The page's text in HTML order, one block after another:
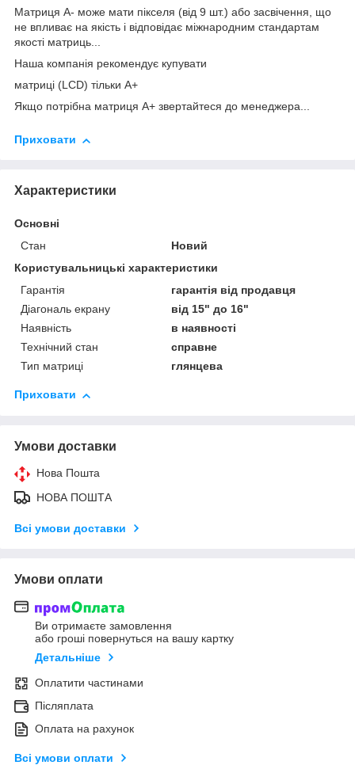
Матриця А- може мати пікселя (від 9 шт.) або засвічення, що
не впливає на якість і відповідає міжнародним стандартам
якості матриць...
Наша компанія рекомендує купувати
матриці (LCD) тільки А+
Якщо потрібна матриця А+ звертайтеся до менеджера...
Приховати
Характеристики
Основні
Стан
Новий
Користувальницькі характеристики
Гарантія
гарантія від продавця
Діагональ екрану
від 15" до 16"
Наявність
в наявності
Технічний стан
справне
Тип матриці
глянцева
Приховати
Умови доставки
Нова Пошта
НОВА ПОШТА
Всі умови доставки
Умови оплати
Ви отримаєте замовлення
або гроші повернуться на вашу картку
Детальніше
Оплатити частинами
Післяплата
Оплата на рахунок
Всі умови оплати